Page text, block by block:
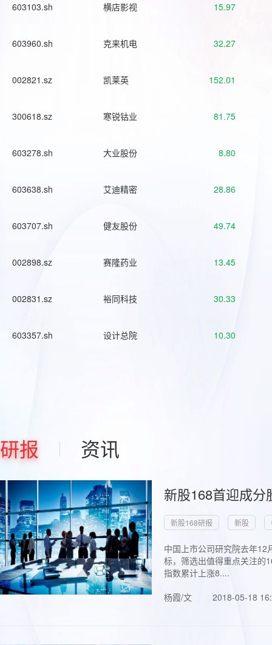
603103.sh 横店影视 15.97
603960.sh 克来机电 32.27
002821.sz 凯莱英 152.01
300618.sz 寒锐钴业 81.75
603278.sh 大业股份 8.80
603638.sh 艾迪精密 28.86
603707.sh 健友股份 49.74
002898.sz 赛隆药业 13.45
002831.sz 裕同科技 30.33
603357.sh 设计总院 10.30
研报 资讯
新股168首迎成
新股168研报 新股
中国上市公司研究院去年
标，筛选出值得重点关注的
指数累计上涨8....
杨霞/文
2018-05-18